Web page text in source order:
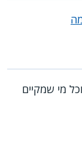
מי שמקיים